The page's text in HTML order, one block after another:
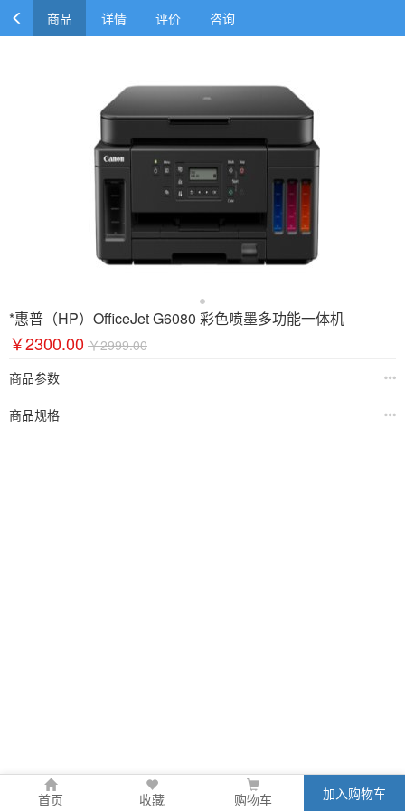
商品 详情 评价 咨询
*惠普（HP）OfficeJet G6080 彩色喷墨多功能一体机
￥2300.00 ￥2999.00
商品参数
商品规格
首页 收藏 购物车 加入购物车